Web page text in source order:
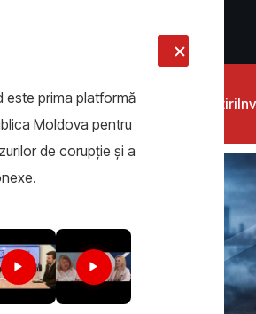
Știri
este prima platformă
Moldova pentru
de corupţie şi a